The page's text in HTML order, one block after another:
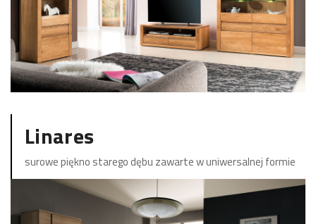
Linares
surowe piękno starego dębu zawarte w uniwersalnej formie